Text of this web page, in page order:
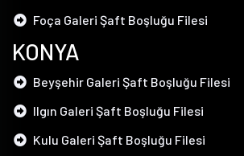
Foça Galeri Şaft Boşluğu Filesi
KONYA
Beyşehir Galeri Şaft Boşluğu Filesi
Ilgın Galeri Şaft Boşluğu Filesi
Kulu Galeri Şaft Boşluğu Filesi